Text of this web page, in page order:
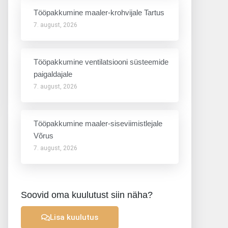
Tööpakkumine maaler-krohvijale Tartus
7. august, 2026
Tööpakkumine ventilatsiooni süsteemide
paigaldajale
7. august, 2026
Tööpakkumine maaler-siseviimistlejale
Võrus
7. august, 2026
Soovid oma kuulutust siin näha?
Lisa kuulutus